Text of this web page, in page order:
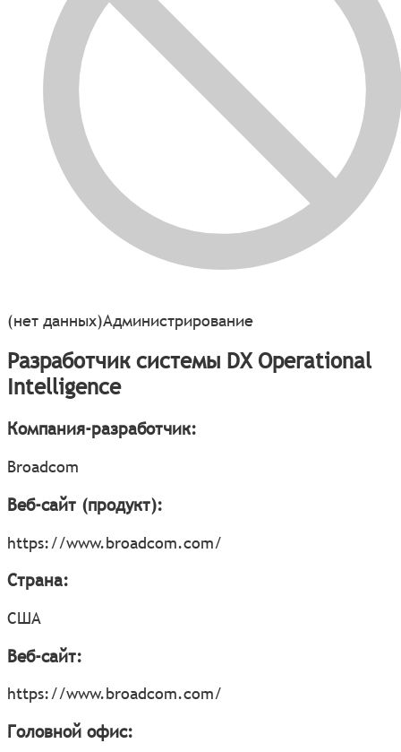
(нет данных)Администрирование
Разработчик системы DX Operational
Intelligence
Компания-разработчик:
Broadcom
Веб-сайт (продукт):
https://www.broadcom.com/
Страна:
США
Веб-сайт:
https://www.broadcom.com/
Головной офис: